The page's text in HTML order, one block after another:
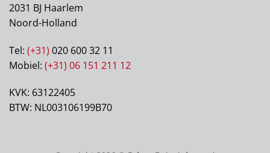
2031 BJ Haarlem
Noord-Holland
Tel: (+31) 020 600 32 11
Mobiel: (+31) 06 151 211 12
KVK: 63122405
BTW: NL003106199B70